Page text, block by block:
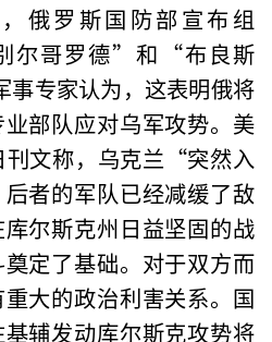
俄罗斯国防部宣布组
哥罗德”和“布良斯
专家认为，这表明俄将
部队应对乌军攻势。美
刊文称，乌克兰“突然入
者的军队已经减缓了敌
尔斯克州日益坚固的战
定了基础。对于双方而
大的政治利害关系。国
辅发动库尔斯克攻势将